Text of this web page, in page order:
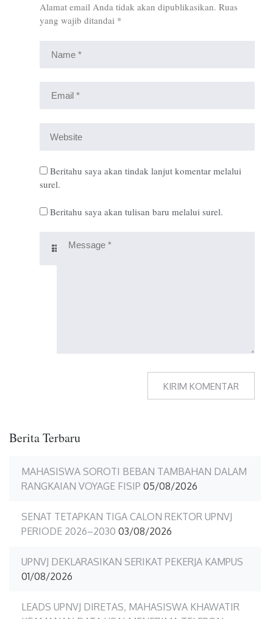
Alamat email Anda tidak akan dipublikasikan. Ruas
yang wajib ditandai *
Beritahu saya akan tindak lanjut komentar melalui
surel.
Beritahu saya akan tulisan baru melalui surel.
Berita Terbaru
MAHASISWA SOROTI BEBAN TAMBAHAN DALAM
RANGKAIAN VOYAGE FISIP 05/08/2026
SENAT TETAPKAN TIGA CALON REKTOR UPNVJ
PERIODE 2026–2030 03/08/2026
UPNVJ DEKLARASIKAN SERIKAT PEKERJA KAMPUS
01/08/2026
LEADS UPNVJ DIRETAS, MAHASISWA KHAWATIR